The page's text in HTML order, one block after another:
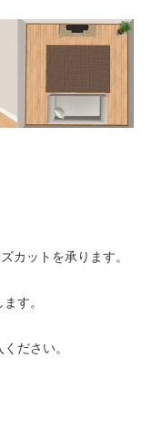
カットを承ります。
す。
ださい。